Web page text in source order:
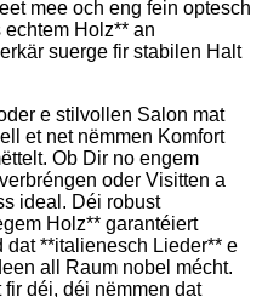
mee och eng fein optesch
Holz** an
suerge fir stabilen Halt
e stilvollen Salon mat
et net nëmmen Komfort
Ob Dir no engem
oder Visitten a
ideal. Déi robust
Holz** garantéiert
dat **italienesch Lieder** e
all Raum nobel mécht.
déi, déi nëmmen dat